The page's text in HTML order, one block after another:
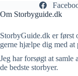
Om Storbyguide.dk
StorbyGuide.dk er først
gerne hjælpe dig med at
Jeg har forsøgt at
de bedste storbyer.